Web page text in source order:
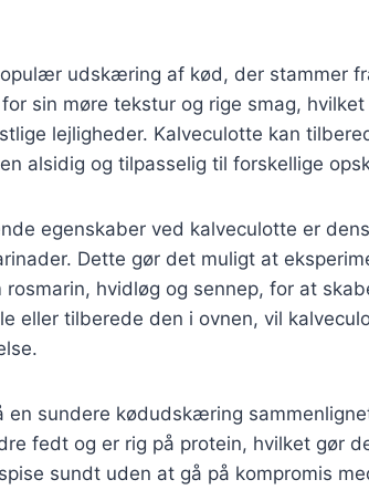
udskæring af kød, der stammer
sin møre tekstur og rige smag,
lejligheder. Kalveculotte kan
alsidig og tilpasselig til forskellige
egenskaber ved kalveculotte er
Dette gør det muligt at
rosmarin, hvidløg og sennep, for at
eller tilberede den i ovnen, vil
en sundere kødudskæring
fedt og er rig på protein, hvilket gør
sundt uden at gå på kompromis